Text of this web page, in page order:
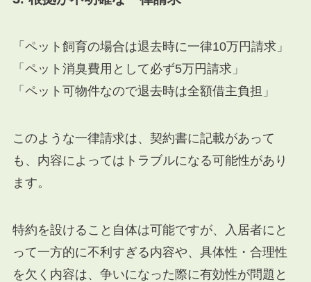
「ペット飼育の場合は退去時に一律10万円請求」
「ペット消臭費用として必ず5万円請求」
「ペット可物件なので退去時は全額借主負担」
このような一律請求は、契約書に記載があって
も、内容によってはトラブルになる可能性があり
ます。
特約を設けること自体は可能ですが、入居者にと
って一方的に不利すぎる内容や、具体性・合理性
を欠く内容は、争いになった際に有効性が問題と